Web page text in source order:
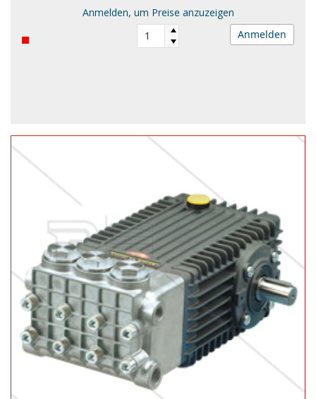
Anmelden, um Preise anzuzeigen
Anmelden